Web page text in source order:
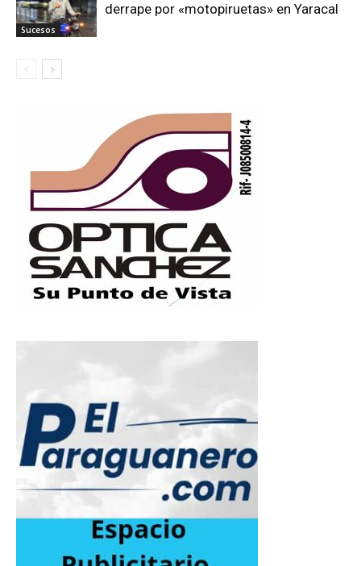
Sucesos
derrape por «motopiruetas» en Yaracal